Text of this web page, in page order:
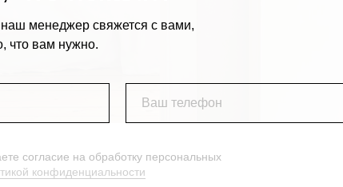
Ваш телефон
менеджер свяжется с вами,
что вам нужно.
согласие на обработку персональных
конфиденциальности